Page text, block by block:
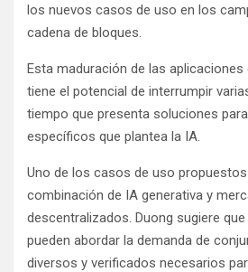
los nuevos casos de uso en los
cadena de bloques.
Esta maduración de las aplicaciones
tiene el potencial de interrumpir
tiempo que presenta soluciones
específicos que plantea la IA.
Uno de los casos de uso
combinación de IA generativa y
descentralizados. Duong sugiere
pueden abordar la demanda de
diversos y verificados necesarios